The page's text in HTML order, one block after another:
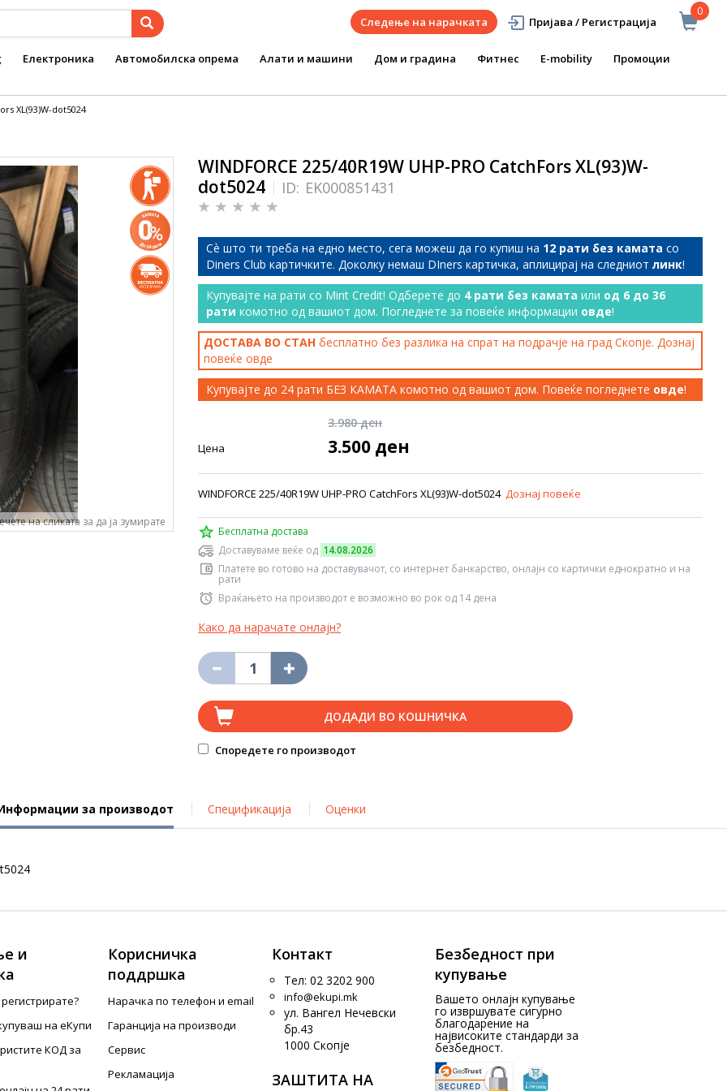
0
Следење на нарачката Пријава / Регистрација
Електроника Автомобилска опрема Алати и машини Дом и градина Фитнес E-mobility Промоции
XL(93)W-dot5024
на сликата за да ја зумирате
WINDFORCE 225/40R19W UHP-PRO CatchFors XL(93)W-
dot5024
ID: EK000851431
Сѐ што ти треба на едно место, сега можеш да го купиш на 12 рати без камата со
Diners Club картичките. Доколку немаш DIners картичка, аплицирај на следниот линк!
Купувајте на рати со Mint Credit! Одберете до 4 рати без камата или од 6 до 36
рати комотно од вашиот дом. Погледнете за повеќе информации овде!
ДОСТАВА ВО СТАН бесплатно без разлика на спрат на подрачје на град Скопје. Дознај
повеќе овде
Купувајте до 24 рати БЕЗ КАМАТА комотно од вашиот дом. Повеќе погледнете овде!
3.980 ден
Цена 3.500 ден
WINDFORCE 225/40R19W UHP-PRO CatchFors XL(93)W-dot5024 Дознај повеќе
Бесплатна достава
Доставуваме веќе од 14.08.2026
Платете во готово на доставувачот, со интернет банкарство, онлајн со картички еднократно и на
рати
Враќањето на производот е возможно во рок од 14 дена
Како да нарачате онлајн?
ДОДАДИ ВО КОШНИЧКА
Споредете го производот
за производот Спецификација Оценки
и
на еКупи
КОД за
Корисничка
поддршка
Нарачка по телефон и еmail
Гаранција на производи
Сервис
Рекламација
Контакт
Тел: 02 3202 900
info@ekupi.mk
ул. Вангел Нечевски
бр.43
1000 Скопје
ЗАШТИТА НА
Безбедност при
купување
Вашето онлајн купување
го извршувате сигурно
благодарение на
највисоките стандарди за
безбедност.